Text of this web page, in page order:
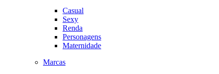
Casual
Sexy
Renda
Personagens
Maternidade
Marcas